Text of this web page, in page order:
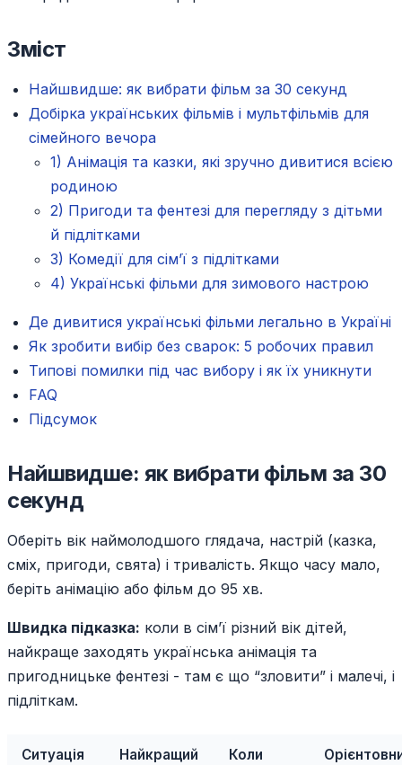
Зміст
Найшвидше: як вибрати фільм за 30 секунд
Добірка українських фільмів і мультфільмів для
сімейного вечора
1) Анімація та казки, які зручно дивитися всією
родиною
2) Пригоди та фентезі для перегляду з дітьми
й підлітками
3) Комедії для сім’ї з підлітками
4) Українські фільми для зимового настрою
Де дивитися українські фільми легально в Україні
Як зробити вибір без сварок: 5 робочих правил
Типові помилки під час вибору і як їх уникнути
FAQ
Підсумок
Найшвидше: як вибрати фільм за 30
секунд
Оберіть вік наймолодшого глядача, настрій (казка,
сміх, пригоди, свята) і тривалість. Якщо часу мало,
беріть анімацію або фільм до 95 хв.
Швидка підказка: коли в сім’ї різний вік дітей,
найкраще заходять українська анімація та
пригодницьке фентезі - там є що “зловити” і малечі, і
підліткам.
Ситуація
Найкращий
Коли